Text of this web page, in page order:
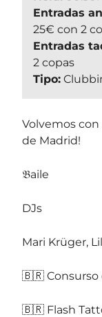
Entradas
25€ con 2
Entradas
2 copas
Tipo:
Volvemos
de Madrid!
𝔅aile
DJs
Mari Krüger,
🇧🇷 Consurso
🇧🇷 Flash